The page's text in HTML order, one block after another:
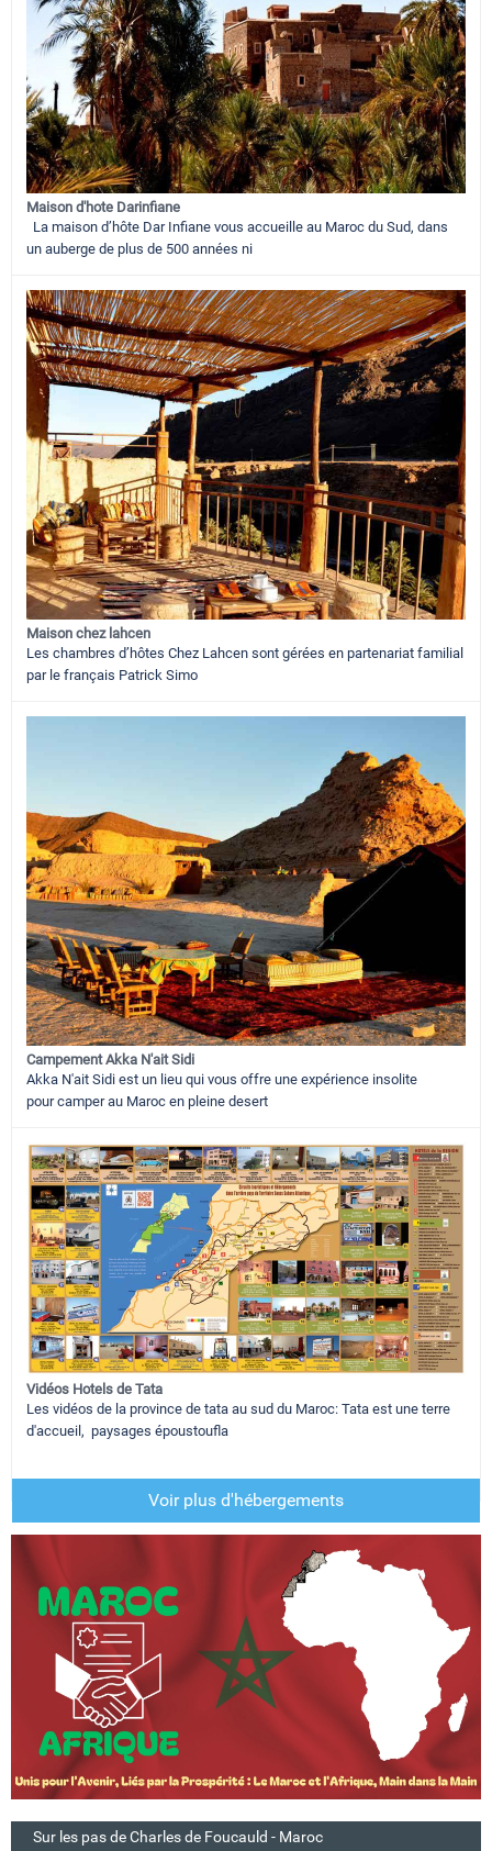
Maison d'hote Darinfiane
La maison d’hôte Dar Infiane vous accueille au Maroc du Sud, dans
un auberge de plus de 500 années ni
Maison chez lahcen
Les chambres d’hôtes Chez Lahcen sont gérées en partenariat familial
par le français Patrick Simo
Campement Akka N'ait Sidi
Akka N'ait Sidi est un lieu qui vous offre une expérience insolite
pour camper au Maroc en pleine desert
Vidéos Hotels de Tata
Les vidéos de la province de tata au sud du Maroc: Tata est une terre
d'accueil, paysages époustoufla
Voir plus d'hébergements
Sur les pas de Charles de Foucauld - Maroc